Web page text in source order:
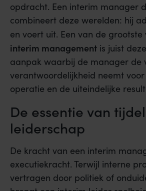
opdracht. Een interim manager
combineert deze werelden: hij
en voert uit. Een van de grootste
interim management is juist
aanpak waarbij de manager de
verantwoordelijkheid neemt
operatie en de uiteindelijke
De essentie van
leiderschap
De kracht van een interim
executiekracht. Terwijl interne
vertragen door politiek of